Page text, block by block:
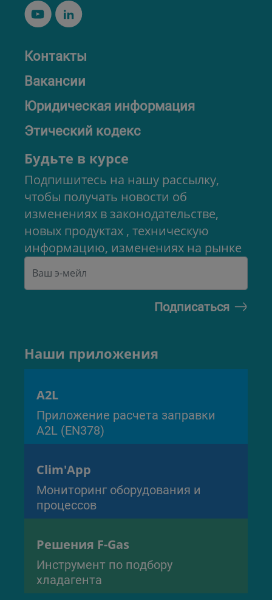
Контакты
Вакансии
Юридическая информация
Этический кодекс
Будьте в курсе
Подпишитесь на нашу рассылку,
чтобы получать новости об
изменениях в законодательстве,
новых продуктах , техническую
информацию, изменениях на рынке
Наши приложения
A2L
Приложение расчета заправки
A2L (EN378)
Clim'App
Мониторинг оборудования и
процессов
Решения F-Gas
Инструмент по подбору
хладагента